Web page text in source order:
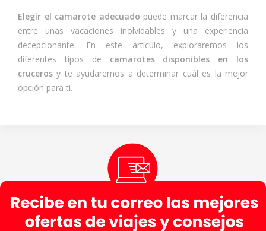
Elegir el camarote adecuado puede marcar la diferencia
entre unas vacaciones inolvidables y una experiencia
decepcionante. En este artículo, exploraremos los
diferentes tipos de camarotes disponibles en los
cruceros y te ayudaremos a determinar cuál es la mejor
opción para ti.